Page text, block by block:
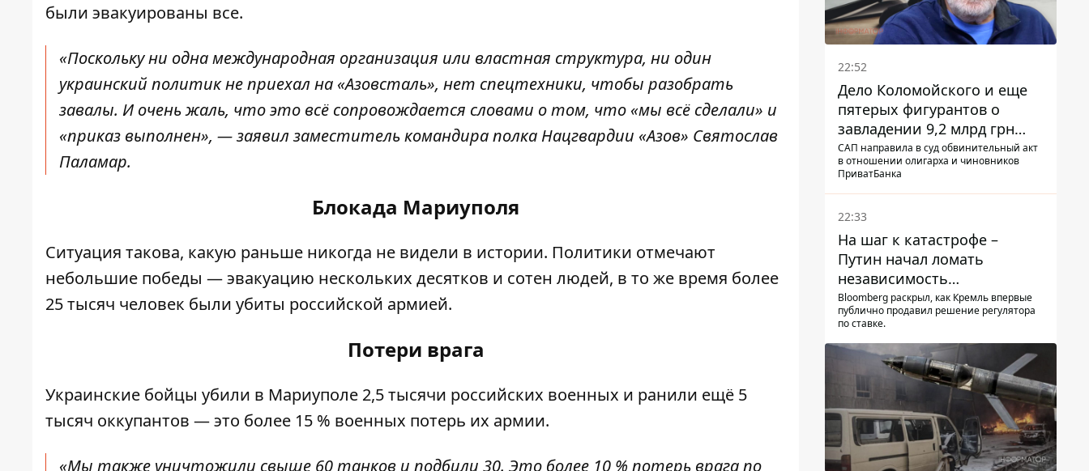
были эвакуированы все.
«Поскольку ни одна международная организация или властная структура, ни один
украинский политик не приехал на «Азовсталь», нет спецтехники, чтобы разобрать
завалы. И очень жаль, что это всё сопровождается словами о том, что «мы всё сделали» и
«приказ выполнен», — заявил заместитель командира полка Нацгвардии «Азов» Святослав
Паламар.
Блокада Мариуполя
Ситуация такова, какую раньше никогда не видели в истории. Политики отмечают
небольшие победы — эвакуацию нескольких десятков и сотен людей, в то же время более
25 тысяч человек были убиты российской армией.
Потери врага
Украинские бойцы убили в Мариуполе 2,5 тысячи российских военных и ранили ещё 5
тысяч оккупантов — это более 15 % военных потерь их армии.
«Мы также уничтожили свыше 60 танков и подбили 30. Это более 10 % потерь врага по
22:52
Дело Коломойского и еще
пятерых фигурантов о
завладении 9,2 млрд грн
ПриватБанка направили в
суд
САП направила в суд обвинительный акт
в отношении олигарха и чиновников
ПриватБанка
22:33
На шаг к катастрофе –
Путин начал ломать
независимость
собственного Центробанка,
заставив снизить базовую
Bloomberg раскрыл, как Кремль впервые
публично продавил решение регулятора
по ставке.